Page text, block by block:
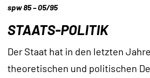
spw 85 – 05/95
STAATS-POLITIK
Der Staat hat in den letzten
theoretischen und politischen